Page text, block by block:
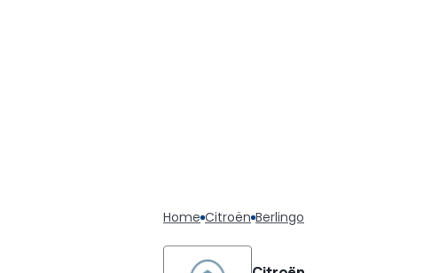
Home Citroën Berlingo